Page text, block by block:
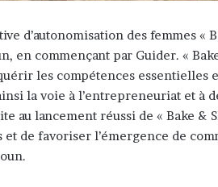
d’autonomisation des femmes «
en commençant par Guider. «
les compétences essentielles
la voie à l’entrepreneuriat et à
au lancement réussi de « Bake &
et de favoriser l’émergence de
Siayojie
Fondation
Cameroun
:
Rose
Leke
il y a 2 jours